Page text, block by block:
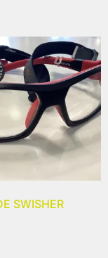
SWISHER